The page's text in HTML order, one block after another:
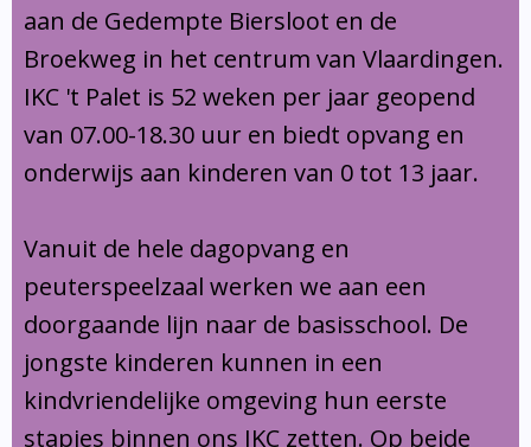
Leerlingenzorg
Privacy
Vakanties en lesvrije dagen
Medezeggenschapsraad
Klachtenregeling
Communicatie
Contact
aan de Gedempte Biersloot en de
Broekweg in het centrum van Vlaardingen.
IKC 't Palet is 52 weken per jaar geopend
van 07.00-18.30 uur en biedt opvang en
onderwijs aan kinderen van 0 tot 13 jaar.
Vanuit de hele dagopvang en
peuterspeelzaal werken we aan een
doorgaande lijn naar de basisschool. De
jongste kinderen kunnen in een
kindvriendelijke omgeving hun eerste
stapjes binnen ons IKC zetten. Op beide